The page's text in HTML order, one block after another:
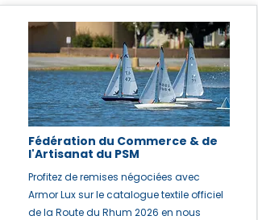
Fédération du Commerce & de
l'Artisanat du PSM
Profitez de remises négociées avec
Armor Lux sur le catalogue textile officiel
de la Route du Rhum 2026 en nous